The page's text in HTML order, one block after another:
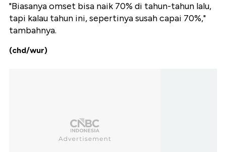
"Biasanya omset bisa naik 70% di tahun-tahun lalu,
tapi kalau tahun ini, sepertinya susah capai 70%,"
tambahnya.
(chd/wur)